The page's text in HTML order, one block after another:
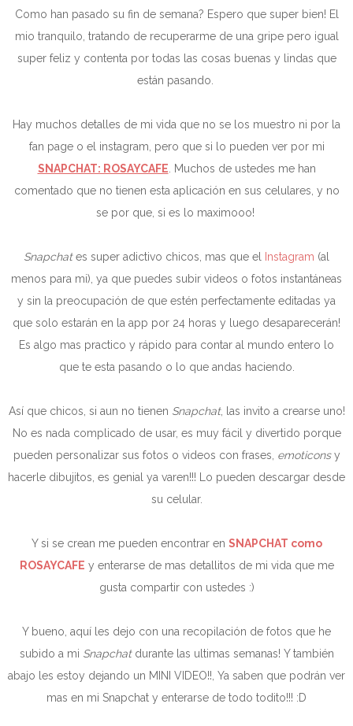
Como han pasado su fin de semana? Espero que super bien! El
mio tranquilo, tratando de recuperarme de una gripe pero igual
super feliz y contenta por todas las cosas buenas y lindas que
están pasando.
Hay muchos detalles de mi vida que no se los muestro ni por la
fan page o el instagram, pero que si lo pueden ver por mi
SNAPCHAT: ROSAYCAFE. Muchos de ustedes me han
comentado que no tienen esta aplicación en sus celulares, y no
se por que, si es lo maximooo!
Snapchates super adictivo chicos, mas que el Instagram (al
menos para mi), ya que puedes subir videos o fotos instantáneas
y sin la preocupación de que estén perfectamente editadas ya
que solo estarán en la app por 24 horas y luego desaparecerán!
Es algo mas practico y rápido para contar al mundo entero lo
que te esta pasando o lo que andas haciendo.
Así que chicos, si aun no tienen Snapchat, las invito a crearse uno!
No es nada complicado de usar, es muy fácil y divertido porque
pueden personalizar sus fotos o videos con frases, emoticonsy
hacerle dibujitos, es genial ya varen!!! Lo pueden descargar desde
su celular.
Y si se crean me pueden encontrar en SNAPCHAT como
ROSAYCAFE y enterarse de mas detallitos de mi vida que me
gusta compartir con ustedes :)
Y bueno, aquí les dejo con una recopilación de fotos que he
subido a mi Snapchatdurante las ultimas semanas! Y también
abajo les estoy dejando un MINI VIDEO!!, Ya saben que podrán ver
mas en mi Snapchat y enterarse de todo todito!!! :D